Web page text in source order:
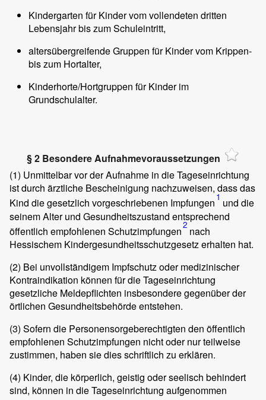
Kindergarten für Kinder vom vollendeten dritten
Lebensjahr bis zum Schuleintritt,
altersübergreifende Gruppen für Kinder vom Krippen-
bis zum Hortalter,
Kinderhorte/Hortgruppen für Kinder im
Grundschulalter.
§ 2 Besondere Aufnahmevoraussetzungen
(1) Unmittelbar vor der Aufnahme in die Tageseinrichtung
ist durch ärztliche Bescheinigung nachzuweisen, dass das
Kind die gesetzlich vorgeschriebenen Impfungen 1 und die
seinem Alter und Gesundheitszustand entsprechend
öffentlich empfohlenen Schutzimpfungen2 nach
Hessischem Kindergesundheitsschutzgesetz erhalten hat.
(2) Bei unvollständigem Impfschutz oder medizinischer
Kontraindikation können für die Tageseinrichtung
gesetzliche Meldepflichten insbesondere gegenüber der
örtlichen Gesundheitsbehörde entstehen.
(3) Sofern die Personensorgeberechtigten den öffentlich
empfohlenen Schutzimpfungen nicht oder nur teilweise
zustimmen, haben sie dies schriftlich zu erklären.
(4) Kinder, die körperlich, geistig oder seelisch behindert
sind, können in die Tageseinrichtung aufgenommen